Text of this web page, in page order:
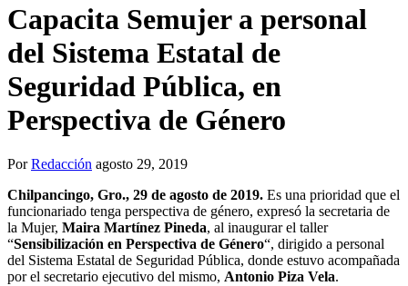
Capacita Semujer a personal
del Sistema Estatal de
Seguridad Pública, en
Perspectiva de Género
PorRedacción agosto 29, 2019
Chilpancingo, Gro., 29 de agosto de 2019. Es una prioridad que el
funcionariado tenga perspectiva de género, expresó la secretaria de
la Mujer, Maira Martínez Pineda, al inaugurar el taller
“Sensibilización en Perspectiva de Género“, dirigido a personal
del Sistema Estatal de Seguridad Pública, donde estuvo acompañada
por el secretario ejecutivo del mismo, Antonio Piza Vela.